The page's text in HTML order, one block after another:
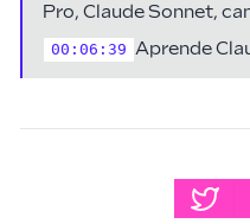
Pro, Claude Sonnet,
00:06:39 Aprende